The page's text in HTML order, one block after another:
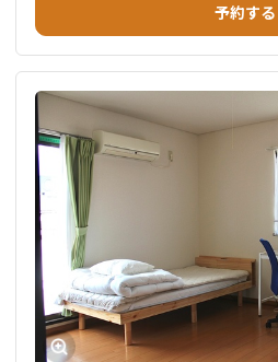
予約する